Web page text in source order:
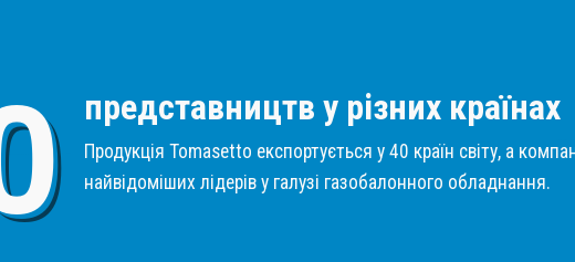
представництв у різних країнах
Продукція Tomasetto експортується у 40 країн світу, а
найвідоміших лідерів у галузі газобалонного обладнання.